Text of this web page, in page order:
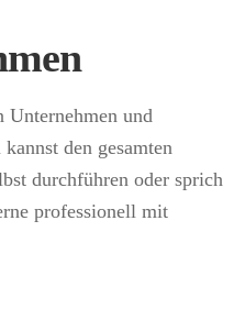
Unternehmen und
den gesamten
durchführen oder sprich
professionell mit